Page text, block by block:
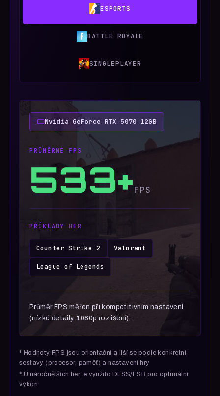
ESPORTS
BATTLE ROYALE
SINGLEPLAYER
Nvidia GeForce RTX 5070 12GB
PRŮMĚRNÉ FPS
533+FPS
PŘÍKLADY HER
Counter Strike 2 Valorant
League of Legends
Průměr FPS měřen při kompetitivním nastavení
(nízké detaily, 1080p rozlišení).
* Hodnoty FPS jsou orientační a liší se podle konkrétní
sestavy (procesor, paměť) a nastavení hry
* U náročnějších her je využito DLSS/FSR pro optimální
výkon